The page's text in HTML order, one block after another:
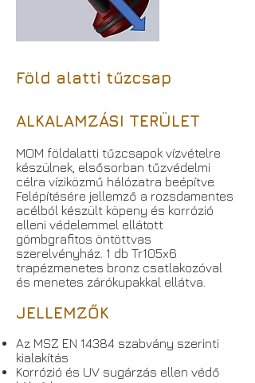
Föld alatti tűzcsap
ALKALAMZÁSI TERÜLET
MOM földalatti tűzcsapok vízvételre
készülnek, elsősorban tűzvédelmi
célra víziközmű hálózatra beépítve.
Felépítésére jellemző a rozsdamentes
acélból készült köpeny és korrózió
elleni védelemmel ellátott
gömbgrafitos öntöttvas
szerelvényház. 1 db Tr105x6
trapézmenetes bronz csatlakozóval
és menetes zárókupakkal ellátva.
JELLEMZŐK
Az MSZ EN 14384 szabvány szerinti
kialakítás
Korrózió és UV sugárzás ellen védő